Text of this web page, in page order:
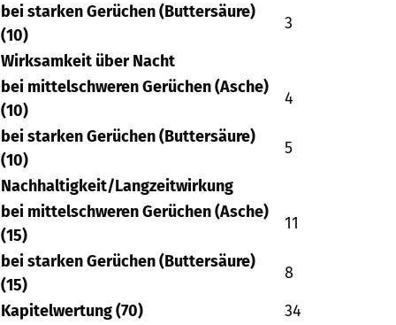
bei starken Gerüchen (Buttersäure)
(10)
3
Wirksamkeit über Nacht
bei mittelschweren Gerüchen (Asche)
(10)
4
bei starken Gerüchen (Buttersäure)
(10)
5
Nachhaltigkeit/Langzeitwirkung
bei mittelschweren Gerüchen (Asche)
(15)
11
bei starken Gerüchen (Buttersäure)
(15)
8
Kapitelwertung (70)
34